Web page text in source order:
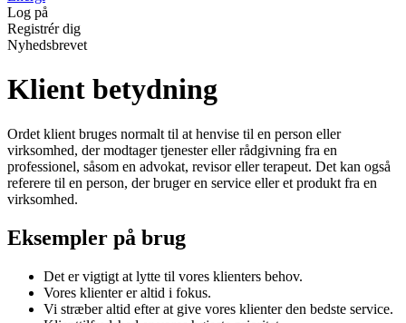
Log på
Registrér dig
Nyhedsbrevet
Klient betydning
Ordet klient bruges normalt til at henvise til en person eller
virksomhed, der modtager tjenester eller rådgivning fra en
professionel, såsom en advokat, revisor eller terapeut. Det kan også
referere til en person, der bruger en service eller et produkt fra en
virksomhed.
Eksempler på brug
Det er vigtigt at lytte til vores klienters behov.
Vores klienter er altid i fokus.
Vi stræber altid efter at give vores klienter den bedste service.